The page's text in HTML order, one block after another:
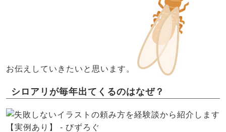
お伝えしていきたいと思います。
シロアリが毎年出てくるのはなぜ？